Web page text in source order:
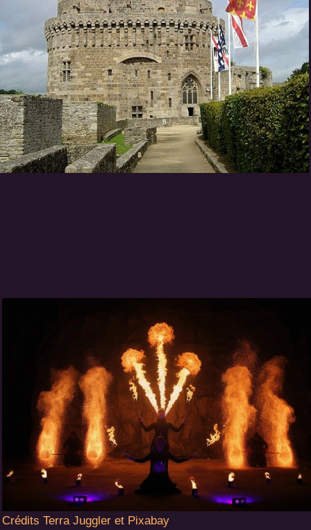
Crédits Terra Juggler et Pixabay